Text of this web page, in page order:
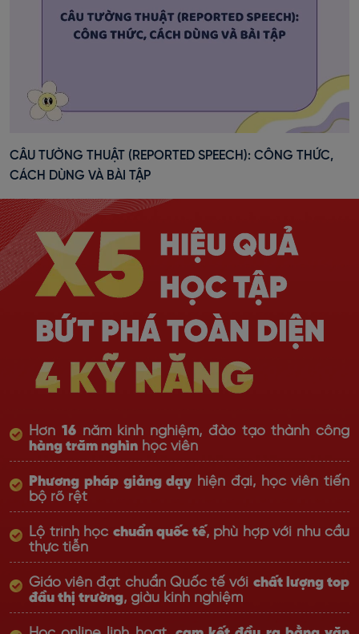
CÂU TƯỜNG THUẬT (REPORTED SPEECH): CÔNG THỨC,
CÁCH DÙNG VÀ BÀI TẬP
Hơn 16năm kinh nghiệm, đào tạo thành công
hàng trăm nghìn học viên
Phương pháp giảng dạy hiện đại, học viên tiến
bộ rõ rệt
Lộ trình học chuẩn quốc tế, phù hợp với nhu cầu
thực tiễn
Giáo viên đạt chuẩn Quốc tế với chất lượng top
đầu thị trường, giàu kinh nghiệm